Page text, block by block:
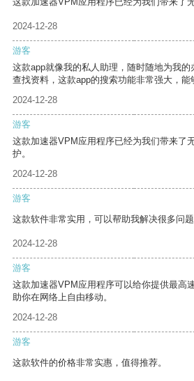
2024-12-28
游客
这款app就像我的私人助理，随时随地为我
查找资料，这款app的搜索功能非常强大，能
2024-12-28
游客
这款加速器VPM应用程序已经为我们带来了
护。
2024-12-28
游客
这款软件非常实用，可以帮助我解决很多问题
2024-12-28
游客
这款加速器VPM应用程序可以给你提供最高
助你在网络上自由移动。
2024-12-28
游客
这款软件的价格非常实惠，值得推荐。